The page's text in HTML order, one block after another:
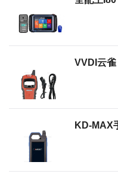
VVDI云
KD-MAX